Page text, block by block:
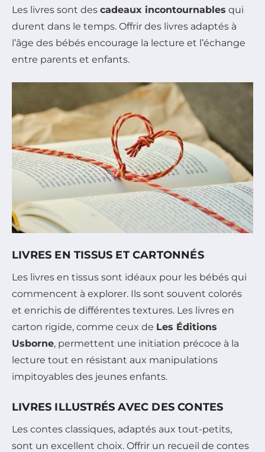
Les livres sont des cadeaux incontournables qui
durent dans le temps. Offrir des livres adaptés à
l’âge des bébés encourage la lecture et l’échange
entre parents et enfants.
LIVRES EN TISSUS ET CARTONNÉS
Les livres en tissus sont idéaux pour les bébés qui
commencent à explorer. Ils sont souvent colorés
et enrichis de différentes textures. Les livres en
carton rigide, comme ceux de Les Éditions
Usborne, permettent une initiation précoce à la
lecture tout en résistant aux manipulations
impitoyables des jeunes enfants.
LIVRES ILLUSTRÉS AVEC DES CONTES
Les contes classiques, adaptés aux tout-petits,
sont un excellent choix. Offrir un recueil de contes